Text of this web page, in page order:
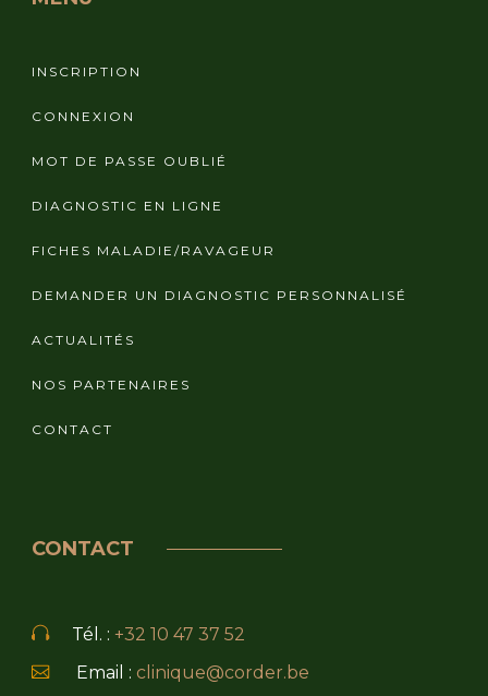
INSCRIPTION
CONNEXION
MOT DE PASSE OUBLIÉ
DIAGNOSTIC EN LIGNE
FICHES MALADIE/RAVAGEUR
DEMANDER UN DIAGNOSTIC PERSONNALISÉ
ACTUALITÉS
NOS PARTENAIRES
CONTACT
CONTACT
Tél. : +32 10 47 37 52
Email : clinique@corder.be